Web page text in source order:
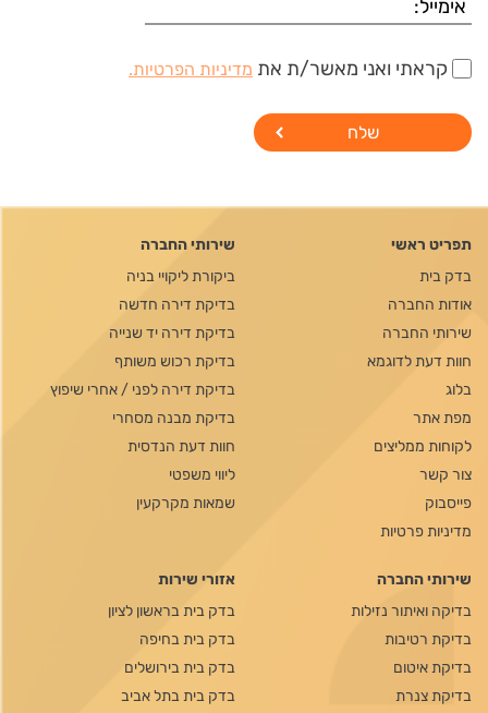
קראתי ואני מאשר/ת את מדיניות הפרטיות.
תפריט ראשי
בדק בית
אודות החברה
שירותי החברה
חוות דעת לדוגמא
בלוג
מפת אתר
לקוחות ממליצים
צור קשר
פייסבוק
מדיניות פרטיות
שירותי החברה
ביקורת ליקויי בניה
בדיקת דירה חדשה
בדיקת דירה יד שנייה
בדיקת רכוש משותף
בדיקת דירה לפני / אחרי שיפוץ
בדיקת מבנה מסחרי
חוות דעת הנדסית
ליווי משפטי
שמאות מקרקעין
שירותי החברה
בדיקה ואיתור נזילות
בדיקת רטיבות
בדיקת איטום
בדיקת צנרת
אזורי שירות
בדק בית בראשון לציון
בדק בית בחיפה
בדק בית בירושלים
בדק בית בתל אביב